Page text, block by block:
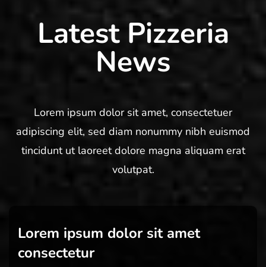
Latest Pizzeria
News
Lorem ipsum dolor sit amet, consectetuer
adipiscing elit, sed diam nonummy nibh euismod
tincidunt ut laoreet dolore magna aliquam erat
volutpat.
Lorem ipsum dolor sit amet
consectetur